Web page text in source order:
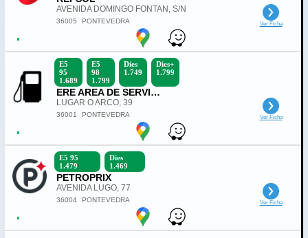
AVENIDA DOMINGO FONTAN, S/N
36005 PONTEVEDRA Ver Ficha
E5
95
1.689
E5
98
1.799
Dies
1.749
Dies+
1.799
ERE AREA DE SERVICIO
LUGAR O ARCO, 39
36001 PONTEVEDRA Ver Ficha
E5 95
1.479
Dies
1.469
PETROPRIX
AVENIDA LUGO, 77
36004 PONTEVEDRA Ver Ficha